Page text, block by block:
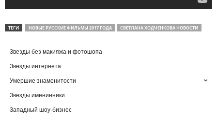
ТЕГИ НОВЫЕ РУССКИЕ ФИЛЬМЫ 2017 ГОДА СВЕТЛАНА ХОДЧЕНКОВА НОВОСТИ
Звезды без макияжа и фотошопа
Звезды интернета
Умершие знаменитости
Звезды именинники
Западный шоу-бизнес